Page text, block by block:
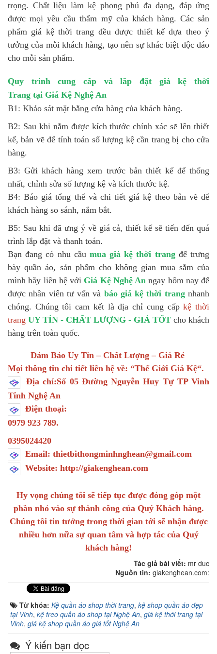
trọng. Chất liệu làm kệ phong phú đa dạng, đáp ứng
được mọi yêu cầu thẩm mỹ của khách hàng. Các sản
phẩm giá kệ thời trang đều được thiết kế dựa theo ý
tưởng của mỗi khách hàng, tạo nên sự khác biệt độc đáo
cho mỗi sản phẩm.
Quy trình cung cấp và lắp đặt giá kệ thời
Trang tại Giá Kệ Nghệ An
B1: Khảo sát mặt bằng cửa hàng của khách hàng.
B2: Sau khi nắm được kích thước chính xác sẽ lên thiết
kế, bản vẽ để tính toán số lượng kệ cần trang bị cho cửa
hàng.
B3: Gửi khách hàng xem trước bản thiết kế để thống
nhất, chỉnh sửa số lượng kệ và kích thước kệ.
B4: Báo giá tổng thể và chi tiết giá kệ theo bản vẽ để
khách hàng so sánh, nắm bắt.
B5: Sau khi đã ưng ý về giá cả, thiết kế sẽ tiến đến quá
trình lắp đặt và thanh toán.
Bạn đang có nhu cầu mua giá kệ thời trang để trưng
bày quần áo, sản phẩm cho không gian mua sắm của
mình hãy liên hệ với Giá Kệ Nghệ An ngay hôm nay để
được nhân viên tư vấn và báo giá kệ thời trangnhanh
chóng. Chúng tôi cam kết là địa chỉ cung cấpkệ thời
trang UY TÍN - CHẤT LƯỢNG - GIÁ TỐT cho khách
hàng trên toàn quốc.
Đảm Bảo Uy Tín – Chất Lượng – Giá Rẻ
Mọi thông tin chi tiết liên hệ về: “Thế Giới Giá Kệ“.
Địa chỉ:Số 05 Đường Nguyễn Huy Tự TP Vinh
Tỉnh Nghệ An
Điện thoại:
0979 923 789.
0395024420
Email: thietbithongminhnghean@gmail.com
Website: http://giakenghean.com
Hy vọng chúng tôi sẽ tiếp tục được đóng góp một
phần nhỏ vào sự thành công của Quý Khách hàng.
Chúng tôi tin tưởng trong thời gian tới sẽ nhận được
nhiều hơn nữa sự quan tâm và hợp tác của Quý
khách hàng!
Tác giả bài viết: mr duc
Nguồn tin: giakenghean.com:
Từ khóa: Kệ quần áo shop thời trang, kệ shop quần áo đẹp
tại Vinh, kệ treo quần áo shop tại Nghệ An, giá kệ thời trang tại
Vinh, giá kệ shop quần áo giá tốt Nghệ An
Ý kiến bạn đọc